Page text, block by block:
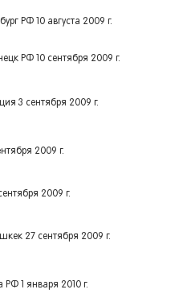
РФ 10 августа 2009 г.
РФ 10 сентября 2009 г.
3 сентября 2009 г.
2009 г.
2009 г.
27 сентября 2009 г.
1 января 2010 г.